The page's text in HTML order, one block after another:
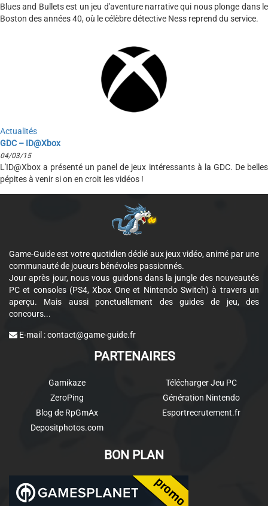
Blues and Bullets est un jeu d'aventure narrative qui nous plonge dans le
Boston des années 40, où le célèbre détective Ness reprend du service.
Actualités
GDC – ID@Xbox
04/03/15
L'ID@Xbox a présenté un panel de jeux intéressants à la GDC. De belles
pépites à venir si on en croit les vidéos !
Game-Guide est votre quotidien dédié aux jeux vidéo, animé par une
communauté de joueurs bénévoles passionnés.
Jour après jour, nous vous guidons dans la jungle des nouveautés
PC et consoles (PS4, Xbox One et Nintendo Switch) à travers un
aperçu. Mais aussi ponctuellement des guides de jeu, des
concours...
E-mail :contact@game-guide.fr
PARTENAIRES
Gamikaze
ZeroPing
Blog de RpGmAx
Depositphotos.com
Télécharger Jeu PC
Génération Nintendo
Esportrecrutement.fr
BON PLAN